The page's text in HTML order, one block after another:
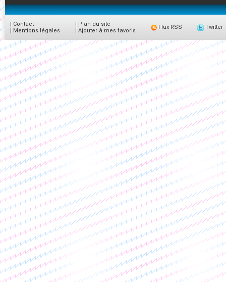
| Contact
| Mentions légales
| Plan du site
| Ajouter à mes favoris
Flux RSS Twitter